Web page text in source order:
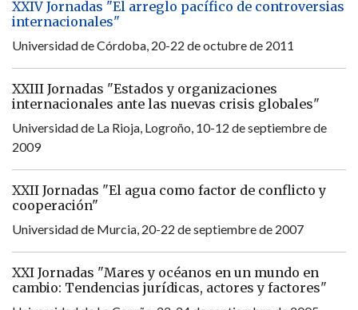
XXIV Jornadas "El arreglo pacífico de controversias
internacionales"
Universidad de Córdoba, 20-22 de octubre de 2011
XXIII Jornadas "Estados y organizaciones
internacionales ante las nuevas crisis globales"
Universidad de La Rioja, Logroño, 10-12 de septiembre de
2009
XXII Jornadas "El agua como factor de conflicto y
cooperación"
Universidad de Murcia, 20-22 de septiembre de 2007
XXI Jornadas "Mares y océanos en un mundo en
cambio: Tendencias jurídicas, actores y factores"